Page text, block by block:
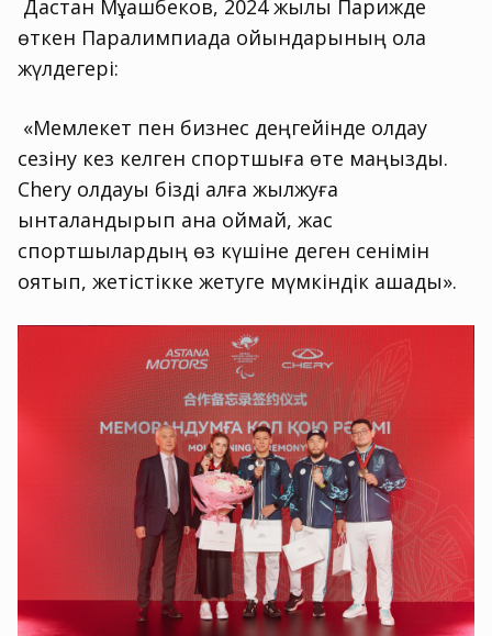
Дастан Мұқашбеков, 2024 жылы Парижде
өткен Паралимпиада ойындарының қола
жүлдегері:
«Мемлекет пен бизнес деңгейінде қолдау
сезіну кез келген спортшыға өте маңызды.
Chery қолдауы бізді алға жылжуға
ынталандырып қана қоймай, жас
спортшылардың өз күшіне деген сенімін
оятып, жетістікке жетуге мүмкіндік ашады».